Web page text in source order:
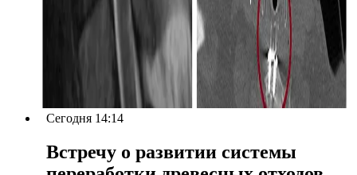
Сегодня 14:14
Встречу о развитии системы